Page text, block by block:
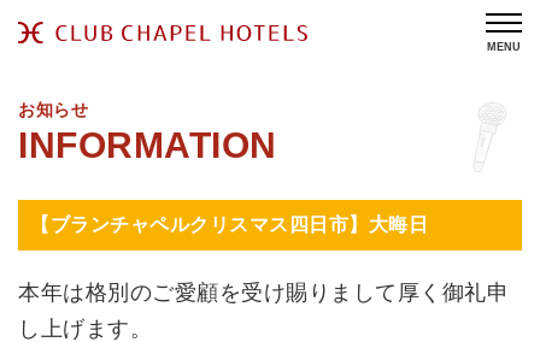
MENU
お知らせ
【ブランチャペルクリスマス四日市】大晦日
本年は格別のご愛顧を受け賜りまして厚く御礼申
し上げます。